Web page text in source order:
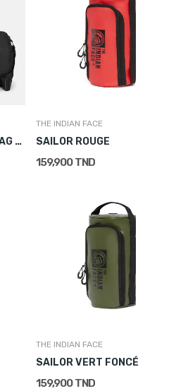
TIMBERPACK DUFFEL BAG NOIR
THE INDIAN FACE
SAILOR ROUGE
159,900 TND
THE INDIAN FACE
SAILOR VERT FONCÉ
159,900 TND